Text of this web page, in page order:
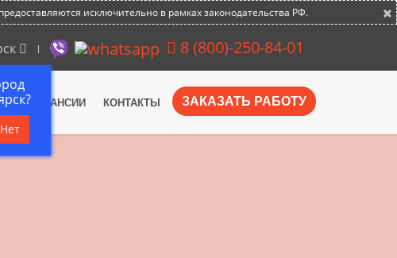
×
исключительно в рамках законодательства РФ.
Нет
8 (800)-250-84-01
ЗАКАЗАТЬ РАБОТУ
ВАКАНСИИ КОНТАКТЫ